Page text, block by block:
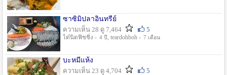
ซาซิมิปลาอินทรีย์
ความเห็น 28 ดู 7,464
5
ไต๋นิตฟิชชิ่ง - 4 ปี , teardohboh - 7 เดือน
บะหมี่แห้ง
ความเห็น 23 ดู 4,704
5